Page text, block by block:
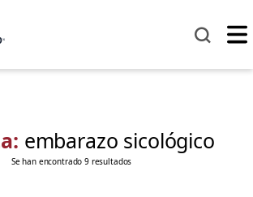
embarazo sicológico
Se han encontrado 9 resultados